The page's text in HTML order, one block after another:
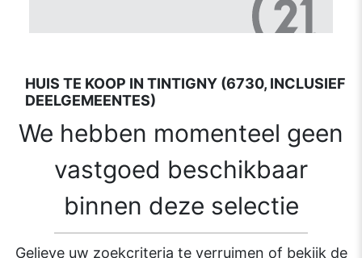
HUIS TE KOOP IN TINTIGNY (6730, INCLUSIEF
DEELGEMEENTES)
We hebben momenteel geen
vastgoed beschikbaar
binnen deze selectie
Gelieve uw zoekcriteria te verruimen of bekijk de